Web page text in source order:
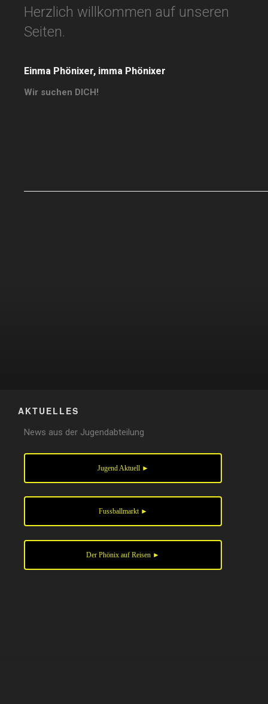
Herzlich willkommen auf unseren
Seiten.
Einma Phönixer, imma Phönixer
Wir suchen DICH!
AKTUELLES
News aus der Jugendabteilung
Jugend Aktuell ►
Fussballmarkt ►
Der Phönix auf Reisen ►